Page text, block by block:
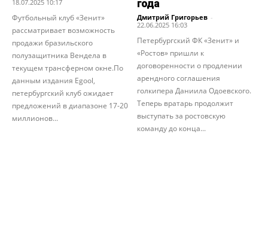
18.07.2025 10:17
Футбольный клуб «Зенит»
рассматривает возможность
продажи бразильского
полузащитника Вендела в
текущем трансферном окне.По
данным издания Egool,
петербургский клуб ожидает
предложений в диапазоне 17-20
миллионов...
года
Дмитрий Григорьев -
22.06.2025 16:03
Петербургский ФК «Зенит» и
«Ростов» пришли к
договоренности о продлении
арендного соглашения
голкипера Даниила Одоевского.
Теперь вратарь продолжит
выступать за ростовскую
команду до конца...